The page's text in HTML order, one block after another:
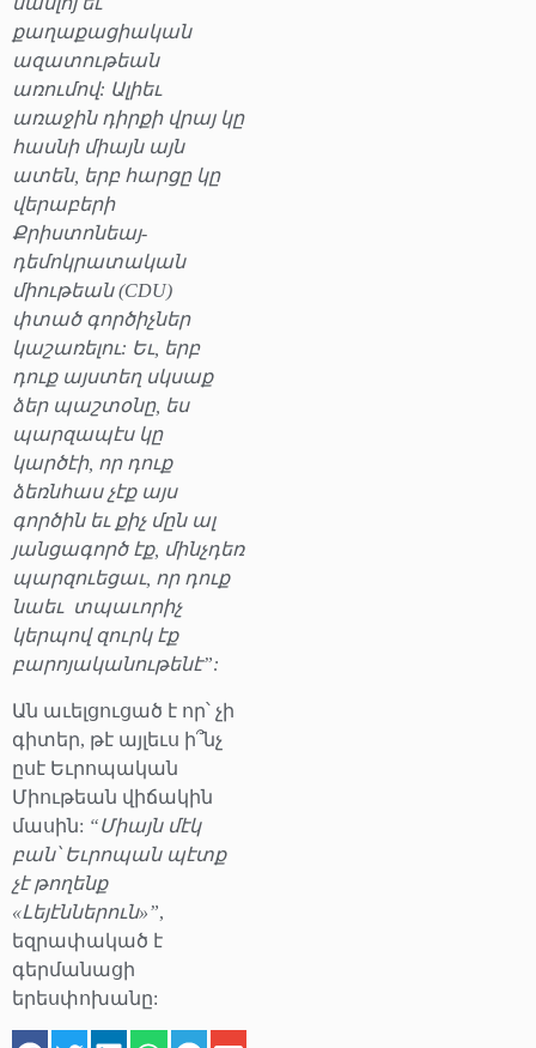
քաղաքացիական
ազատութեան
առումով: Ալիեւ
առաջին դիրքի վրայ կը
հասնի միայն այն
ատեն, երբ հարցը կը
վերաբերի
Քրիստոնեայ-
դեմոկրատական
միութեան (CDU)
փտած գործիչներ
կաշառելու: Եւ, երբ
դուք այստեղ սկսաք
ձեր պաշտօնը, ես
պարզապէս կը
կարծէի, որ դուք
ձեռնհաս չէք այս
գործին եւ քիչ մըն ալ
յանցագործ էք, մինչդեռ
պարզուեցաւ, որ դուք
նաեւ տպաւորիչ
կերպով զուրկ էք
բարոյականութենէ”:
Ան աւելցուցած է որ՝ չի
գիտեր, թէ այլեւս ի՞նչ
ըսէ Եւրոպական
Միութեան վիճակին
մասին: “Միայն մէկ
բան՝ Եւրոպան պէտք
չէ թողենք
«Լեյէններուն»”,
եզրափակած է
գերմանացի
երեսփոխանը: